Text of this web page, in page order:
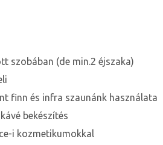
szobában (de min.2 éjszaka)
finn és infra szaunánk használata
bekészítés
i kozmetikumokkal